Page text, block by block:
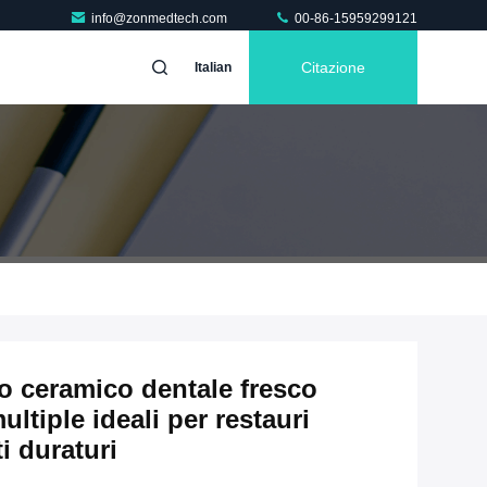
info@zonmedtech.com 00-86-15959299121
Italian Citazione
ceramico dentale fresco
ideali per restauri
duraturi